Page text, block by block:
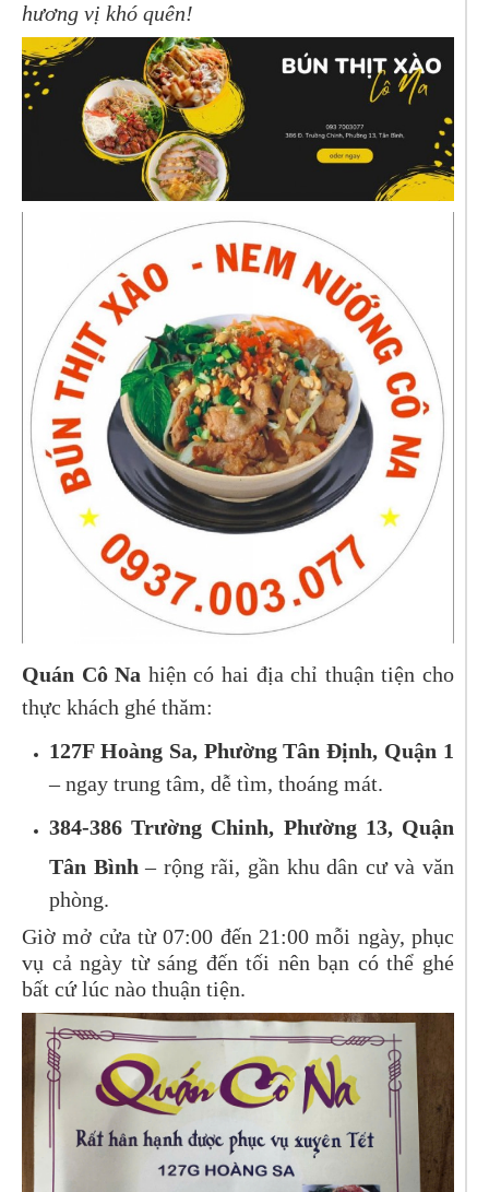
hương vị khó quên!
Quán Cô Na hiện có hai địa chỉ thuận tiện cho
thực khách ghé thăm:
127F Hoàng Sa, Phường Tân Định, Quận 1
– ngay trung tâm, dễ tìm, thoáng mát.
384-386 Trường Chinh, Phường 13, Quận
Tân Bình – rộng rãi, gần khu dân cư và văn
phòng.
Giờ mở cửa từ 07:00 đến 21:00 mỗi ngày, phục
vụ cả ngày từ sáng đến tối nên bạn có thể ghé
bất cứ lúc nào thuận tiện.